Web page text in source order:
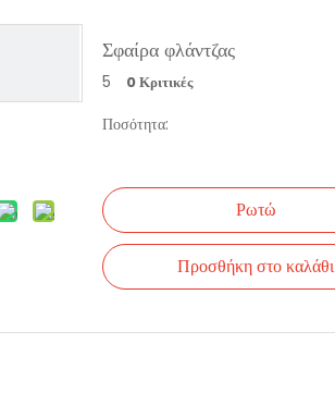
Σφαίρα φλάντζας
5 0 Κριτικές
Ποσότητα:
Ρωτώ
Προσθήκη στο καλάθι